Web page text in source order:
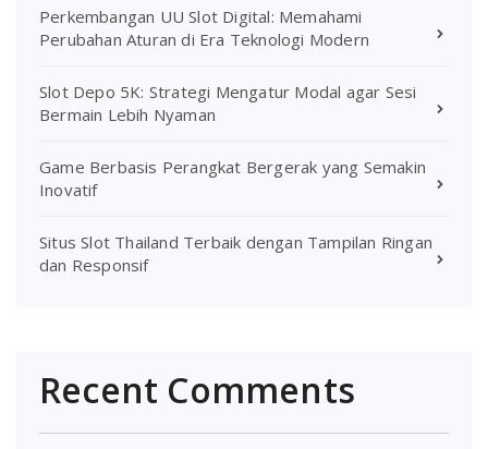
Perkembangan UU Slot Digital: Memahami
Perubahan Aturan di Era Teknologi Modern
Slot Depo 5K: Strategi Mengatur Modal agar Sesi
Bermain Lebih Nyaman
Game Berbasis Perangkat Bergerak yang Semakin
Inovatif
Situs Slot Thailand Terbaik dengan Tampilan Ringan
dan Responsif
Recent Comments